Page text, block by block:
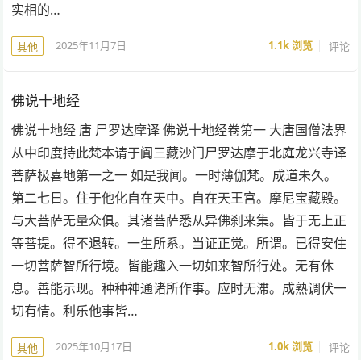
实相的…
其他 2025年11月7日 1.1k浏览 评论
佛说十地经
佛说十地经 唐 尸罗达摩译 佛说十地经卷第一 大唐国僧法界
从中印度持此梵本请于阗三藏沙门尸罗达摩于北庭龙兴寺译
菩萨极喜地第一之一 如是我闻。一时薄伽梵。成道未久。
第二七日。住于他化自在天中。自在天王宫。摩尼宝藏殿。
与大菩萨无量众俱。其诸菩萨悉从异佛刹来集。皆于无上正
等菩提。得不退转。一生所系。当证正觉。所谓。已得安住
一切菩萨智所行境。皆能趣入一切如来智所行处。无有休
息。善能示现。种种神通诸所作事。应时无滞。成熟调伏一
切有情。利乐他事皆…
其他 2025年10月17日 1.0k浏览 评论